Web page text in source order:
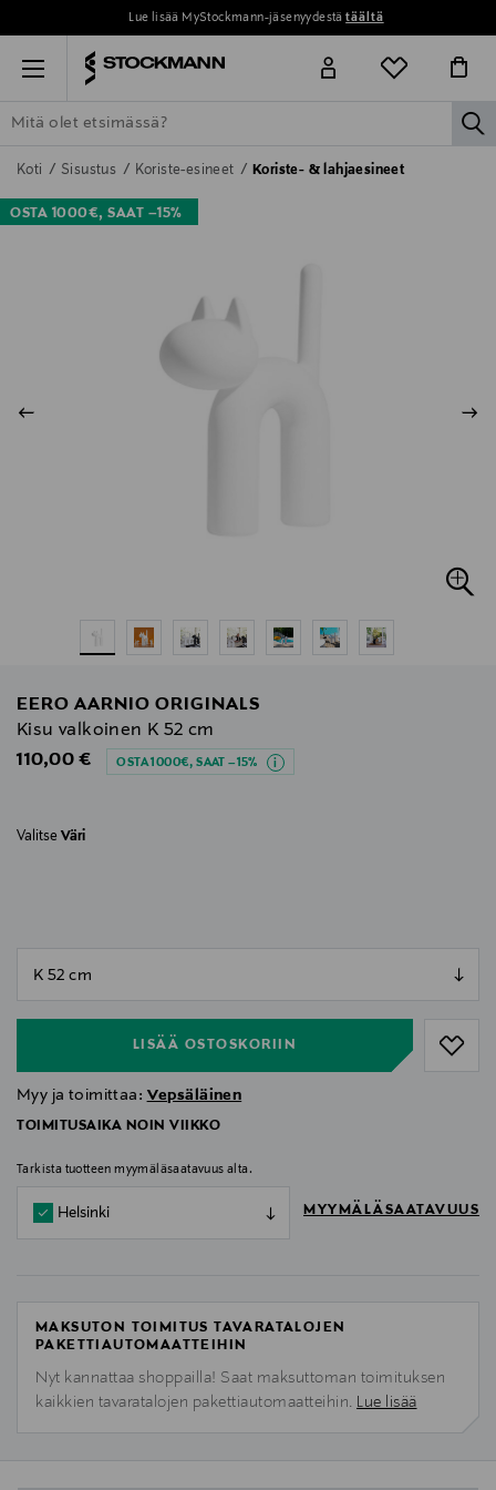
Lue lisää MyStockmann-jäsenyydestätäältä
Menu
ETSI KAIKKI NAISET MIEHET LAPSET KOTI
Koti Sisustus Koriste-esineet Koriste- & lahjaesineet
OSTA 1000€, SAAT –15%
EERO AARNIO ORIGINALS
Kisu valkoinen K 52 cm
Original Price
110,00 € OSTA 1000€, SAAT –15%
Valitse Väri
LISÄÄ OSTOSKORIIN
Myy ja toimittaa: Vepsäläinen
TOIMITUSAIKA NOIN VIIKKO
Tarkista tuotteen myymäläsaatavuus alta.
Helsinki MYYMÄLÄSAATAVUUS
MAKSUTON TOIMITUS TAVARATALOJEN
PAKETTIAUTOMAATTEIHIN
Nyt kannattaa shoppailla! Saat maksuttoman toimituksen
kaikkien tavaratalojen pakettiautomaatteihin. Lue lisää